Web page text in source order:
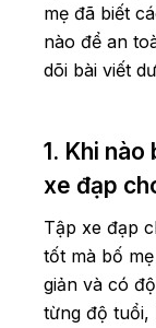
mẹ đã biết
nào để an
dõi bài viết
1. Khi
xe đạp
Tập xe đạp
tốt mà bố
giản và có
từng độ tuổi,